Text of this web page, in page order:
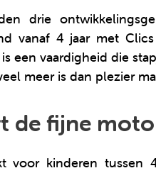
drie
vanaf 4 jaar met
een vaardigheid die
meer is dan plezier
de fijne
voor kinderen